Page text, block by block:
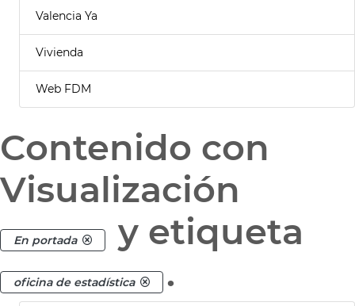
Valencia Ya
Vivienda
Web FDM
Contenido con
Visualización
En portada y etiqueta
oficina de estadística .